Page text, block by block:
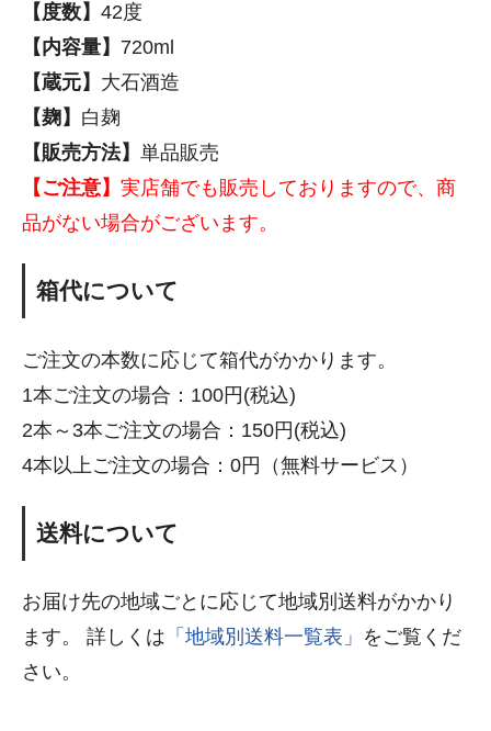
【度数】 42度
【内容量】 720ml
【蔵元】 大石酒造
【麹】 白麹
【販売方法】 単品販売
【ご注意】 実店舗でも販売しておりますので、商
品がない場合がございます。
箱代について
ご注文の本数に応じて箱代がかかります。
1本ご注文の場合：100円(税込)
2本～3本ご注文の場合：150円(税込)
4本以上ご注文の場合：0円（無料サービス）
送料について
お届け先の地域ごとに応じて地域別送料がかかり
ます。 詳しくは 「地域別送料一覧表」 をご覧くだ
さい。